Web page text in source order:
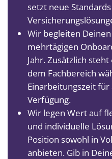
setzt neue
Wir begleiten
mehrtägigen
Jahr. Zusätzlich
dem Fachbereich
Einarbeitungszeit
Verfügung.
Wir legen Wert auf
und individuelle
Position sowohl in
anbieten. Gib in